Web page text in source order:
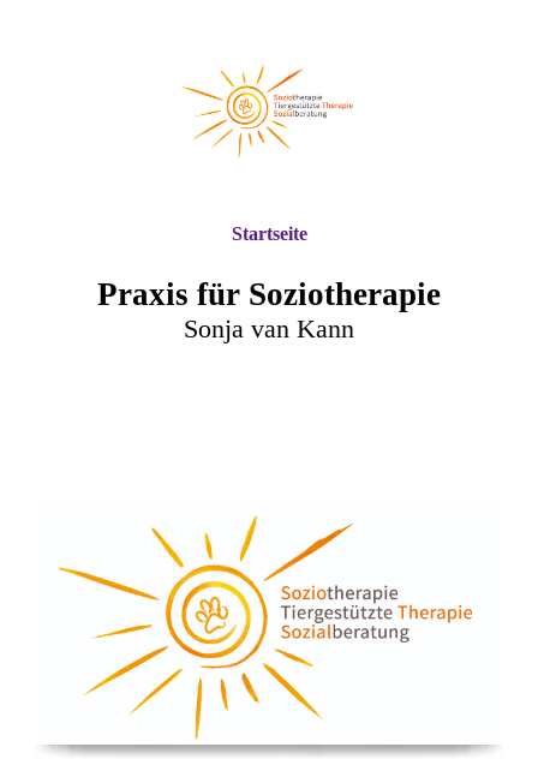
Praxis für Soziotherapie
Sonja van Kann
Startseite